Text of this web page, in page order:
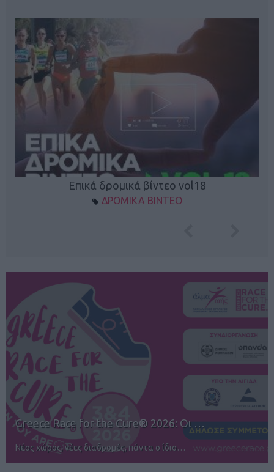
Επικά δρομικά βίντεο vol18
ΔΡΟΜΙΚΑ ΒΙΝΤΕΟ
12ος TUI Rhodes Marathon: Άνοιγμα ε…
Αγώνες για όλους στην Ρόδο